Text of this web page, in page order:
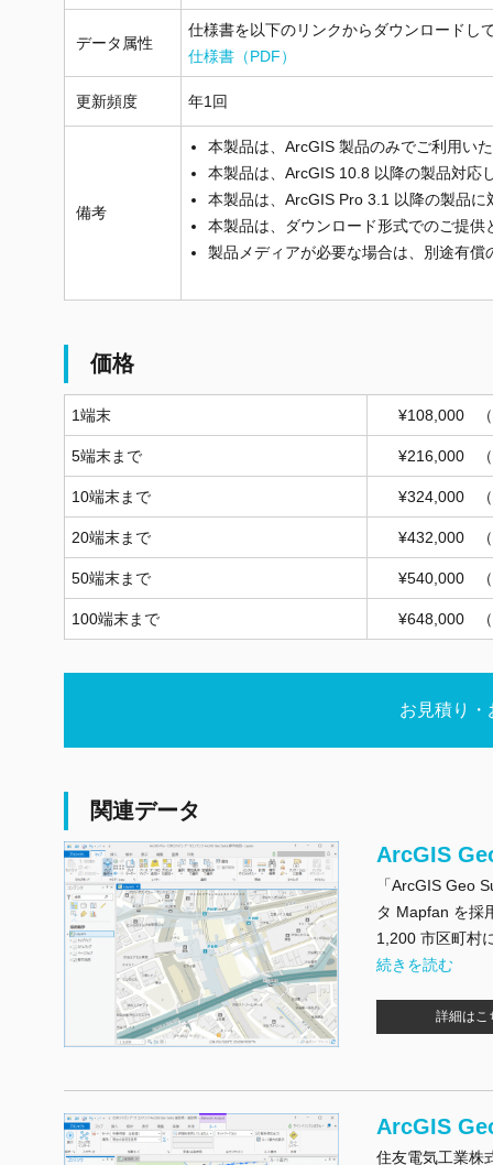
データ属性
仕様書を以下のリンクからダウンロードし
仕様書（PDF）
更新頻度 年1回
備考
本製品は、ArcGIS 製品のみでご利用いた
本製品は、ArcGIS 10.8 以降の製品対応
本製品は、ArcGIS Pro 3.1 以降の製品に
本製品は、ダウンロード形式でのご提供
製品メディアが必要な場合は、別途有償
価格
1端末 ¥108,000
5端末まで ¥216,000
10端末まで ¥324,000
20端末まで ¥432,000
50端末まで ¥540,000
100端末まで ¥648,000
お見積り・
関連データ
ArcGIS
「ArcGIS Geo
タ Mapfan を採
1,200 市区町村
"ArcGIS Geo
続きを読む
詳細はこ
ArcGIS
住友電気工業株